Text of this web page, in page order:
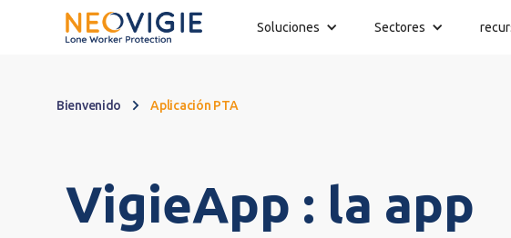
Soluciones Sectores
Bienvenido Aplicación PTA
VigieApp : la app